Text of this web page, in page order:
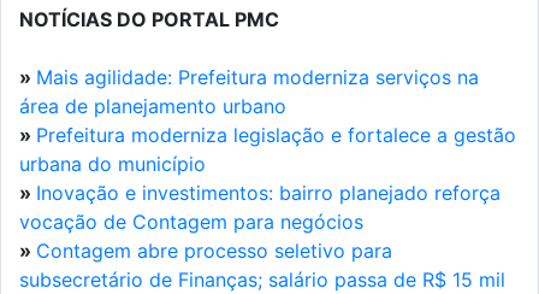
NOTÍCIAS DO PORTAL PMC
» Mais agilidade: Prefeitura moderniza serviços na
área de planejamento urbano
» Prefeitura moderniza legislação e fortalece a gestão
urbana do município
» Inovação e investimentos: bairro planejado reforça
vocação de Contagem para negócios
» Contagem abre processo seletivo para
subsecretário de Finanças; salário passa de R$ 15 mil